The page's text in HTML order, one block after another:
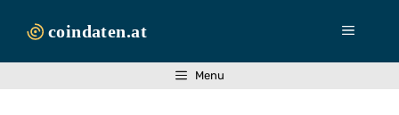
Inhalt
Menü
Menu